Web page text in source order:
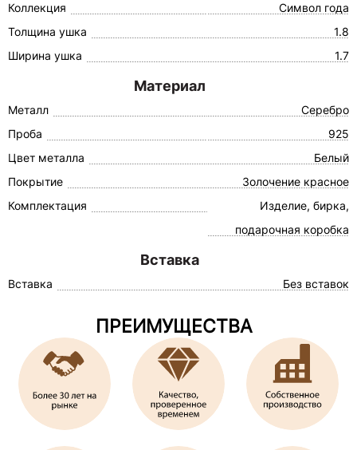
Коллекция
Символ года
Толщина ушка
1.8
Ширина ушка
1.7
Материал
Металл
Серебро
Проба
925
Цвет металла
Белый
Покрытие
Золочение красное
Комплектация
Изделие, бирка,
подарочная коробка
Вставка
Вставка Без вставок
ПРЕИМУЩЕСТВА